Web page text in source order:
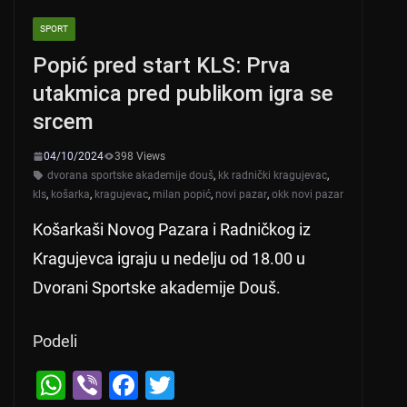
SPORT
Popić pred start KLS: Prva
utakmica pred publikom igra se
srcem
04/10/2024
398 Views
dvorana sportske akademije douš, kk radnički kragujevac,
kls, košarka, kragujevac, milan popić, novi pazar, okk novi pazar
Košarkaši Novog Pazara i Radničkog iz
Kragujevca igraju u nedelju od 18.00 u
Dvorani Sportske akademije Douš.
Podeli
W Vi F